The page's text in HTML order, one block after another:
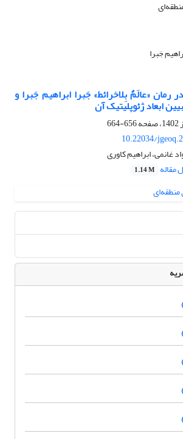
جَبرا
رمان «عالَمٌ بِلاخرائط» جَبرا ابراهیم جَبرا و
ابعاد ژئوپلیتیک آن
656-664
10.22034/
غانمی، ابراهیم کاوری
مقاله 1.14 M